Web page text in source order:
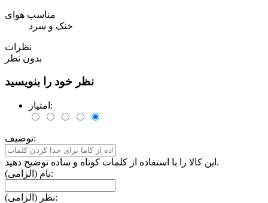
مناسب هوای
خنک و سرد
نظرات
بدون نظر
نظر خود را بنویسید
امتیاز:
توصیف:
این کالا را با استفاده از کلمات کوتاه و ساده توضیح دهید.
نام (الزامی):
نظر (الزامی):